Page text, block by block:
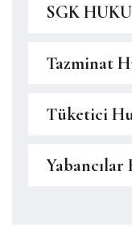
SGK
Tazminat
Tüketici